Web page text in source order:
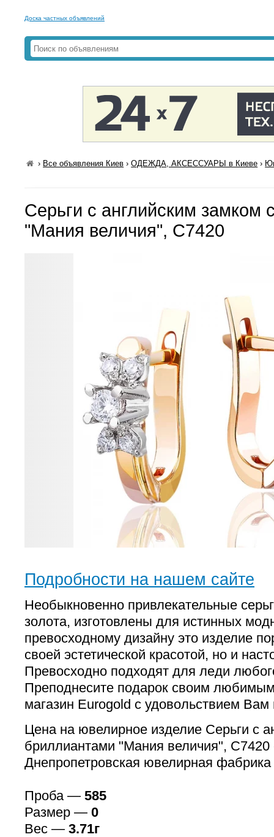
Доска частных объявлений
› Все объявления Киев ›ОДЕЖДА, АКСЕССУАРЫ в Киеве ›
Серьги с английским замком
"Мания величия", С7420
Подробности на нашем сайте
Необыкновенно привлекательные
золота, изготовлены для истинных
превосходному дизайну это изделие
своей эстетической красотой, но и
Превосходно подходят для леди
Преподнесите подарок своим
магазин Eurogold с удовольствием
Цена на ювелирное изделие Серьги с
бриллиантами "Мания величия", С7420
Днепропетровская ювелирная
Проба — 585
Размер — 0
Вес — 3.71г